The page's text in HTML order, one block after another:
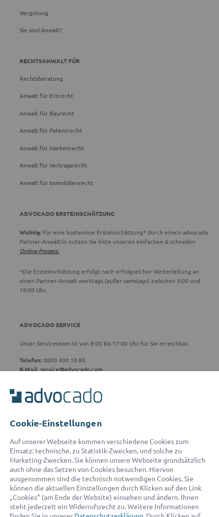
Vergütung
Sie sind Anwalt?
RECHTSANWALT FÜR
Rechtsberatung
Anwalt für Erbrecht
Anwalt für Baurecht
Anwalt für Patentrecht
Anwalt für Markenrecht
Anwalt für Vertragsrecht
Anwalt für Immobilienrecht
ADVOCADO ERSTEINSCHÄTZUNG
Wichtig: Für eine kostenlose Ersteinschätzung* durch eine:n advocado
Partner-Anwält:in nutzen Sie bitte unseren einfachen & schnellen
Online-Prozess.
*Die Ersteinschätzung erfolgt nach erfolgreicher Weiterleitung an
einen Partner-Anwalt werktags (außer samstags) zwischen 9:00 und
18:00 Uhr.
ADVOCADO SERVICE
Unser Serviceteam ist von 8:00 bis 17:00 Uhr für Sie erreichbar.
Telefon:0800 400 18 80
E-Mail:service@advocado.com
© 2026 advocado - einfach online den passenden Rechtsanwalt finden
Auszeichnungen:
Cookie-Einstellungen
Auf unserer Webseite kommen verschiedene Cookies zum
Einsatz: technische, zu Statistik-Zwecken, und solche zu
Marketing-Zwecken. Sie können unsere Webseite grundsätzlich
auch ohne das Setzen von Cookies besuchen. Hiervon
ausgenommen sind die technisch notwendigen Cookies. Sie
können die aktuellen Einstellungen durch Klicken auf den Link
„Cookies“ (am Ende der Website) einsehen und ändern. Ihnen
steht jederzeit ein Widerrufsrecht zu. Weitere Informationen